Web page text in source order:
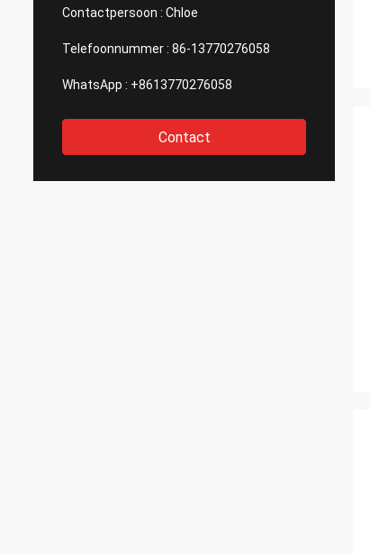
Contactpersoon : Chloe
Telefoonnummer : 86-13770276058
WhatsApp : +8613770276058
Contact